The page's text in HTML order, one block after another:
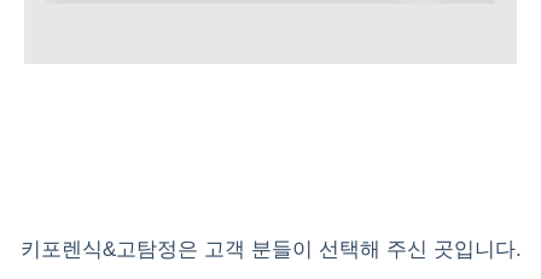
키포렌식&고탐정은 고객 분들이 선택해 주신 곳입니다.